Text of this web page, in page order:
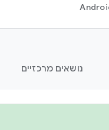
נושאים מרכזיים